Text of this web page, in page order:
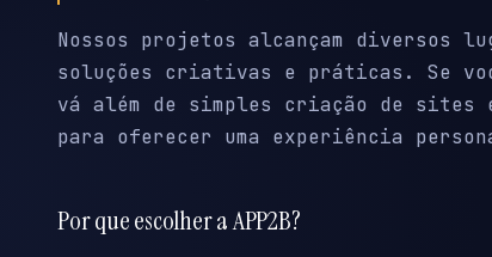
Nossos projetos alcançam diversos
soluções criativas e práticas. Se
vá além de simples criação de
para oferecer uma experiência
Por que escolher a APP2B?